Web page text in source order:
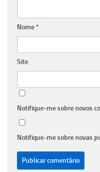
Nome*
Site
Notifique-me sobre novos
Notifique-me sobre novas